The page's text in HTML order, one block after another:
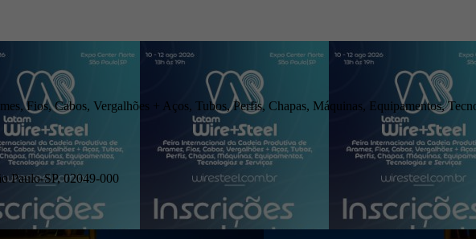
Fios, Cabos, Vergalhões + Aços, Tubos, Perfis, Chapas, Máquinas, Equipamentos,
Paulo-SP, 02049-000